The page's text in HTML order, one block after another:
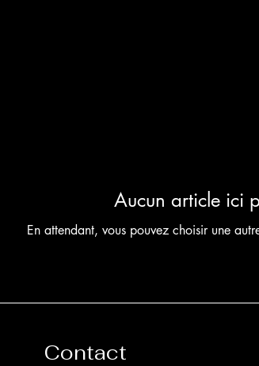
Aucun article ici
En attendant, vous pouvez choisir une
Contact